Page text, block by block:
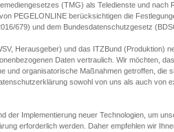
(TMG) als Teledienste und nach
PEGELONLINE berücksichtigen die
679) und dem Bundesdatenschutzgesetz
Herausgeber) und das ITZBund (Produktion)
Daten vertraulich. Wir möchten,
und organisatorische Maßnahmen getroffen, die
sowohl von uns als auch von
der Implementierung neuer Technologien, um
erforderlich werden. Daher empfehlen wir